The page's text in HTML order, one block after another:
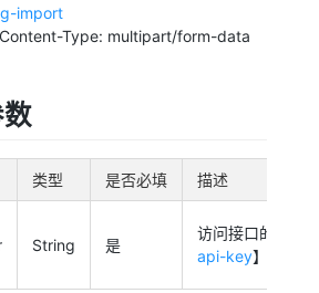
import
Type: multipart/form-data
类型 是否必填 描述
String 是
访问接口的权限
api-key】